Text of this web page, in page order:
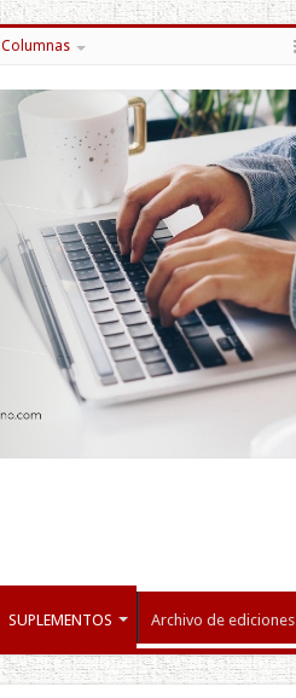
Columnas
SUPLEMENTOS Archivo de ediciones